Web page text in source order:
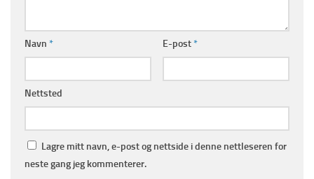
Navn * E-post*
Nettsted
Lagre mitt navn, e-post og nettside i denne nettleseren for
neste gang jeg kommenterer.